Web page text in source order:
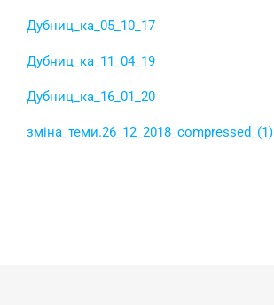
Дубниц_ка_05_10_17
Дубниц_ка_11_04_19
Дубниц_ка_16_01_20
змiна_теми.26_12_2018_compressed_(1)